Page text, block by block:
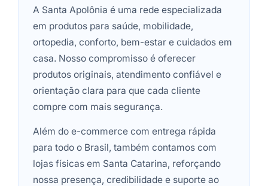
A Santa Apolônia é uma rede especializada
em produtos para saúde, mobilidade,
ortopedia, conforto, bem-estar e cuidados em
casa. Nosso compromisso é oferecer
produtos originais, atendimento confiável e
orientação clara para que cada cliente
compre com mais segurança.
Além do e-commerce com entrega rápida
para todo o Brasil, também contamos com
lojas físicas em Santa Catarina, reforçando
nossa presença, credibilidade e suporte ao